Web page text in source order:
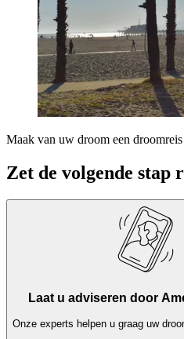
Maak van uw droom een droomreis
Zet de volgende
Laat u adviseren door
Onze experts helpen u graag uw